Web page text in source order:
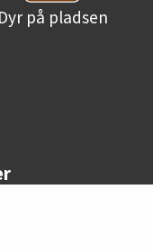
Dyr på pladsen